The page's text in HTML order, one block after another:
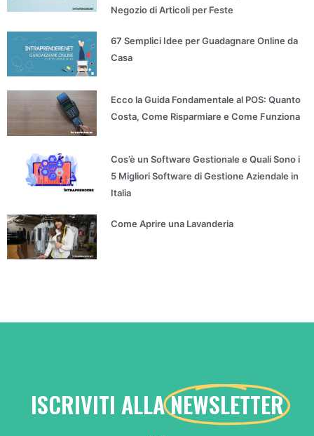
Negozio di Articoli per Feste
67 Semplici Idee per Guadagnare Online da
Casa
Ecco la Guida Fondamentale al POS: Quanto
Costa, Come Risparmiare e Come Funziona
Cos’è un Software Gestionale e Quali Sono i
5 Migliori Software di Gestione Aziendale in
Italia
Come Aprire una Lavanderia
ISCRIVITI ALLANEWSLETTER